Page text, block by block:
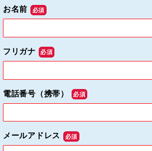
お名前 必須
フリガナ 必須
電話番号（携帯） 必須
メールアドレス 必須